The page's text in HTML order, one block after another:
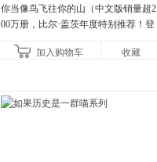
你当像鸟飞往你的山（中文版销量超2
00万册，比尔·盖茨年度特别推荐！登
比你听说的还要
加入购物车 收藏